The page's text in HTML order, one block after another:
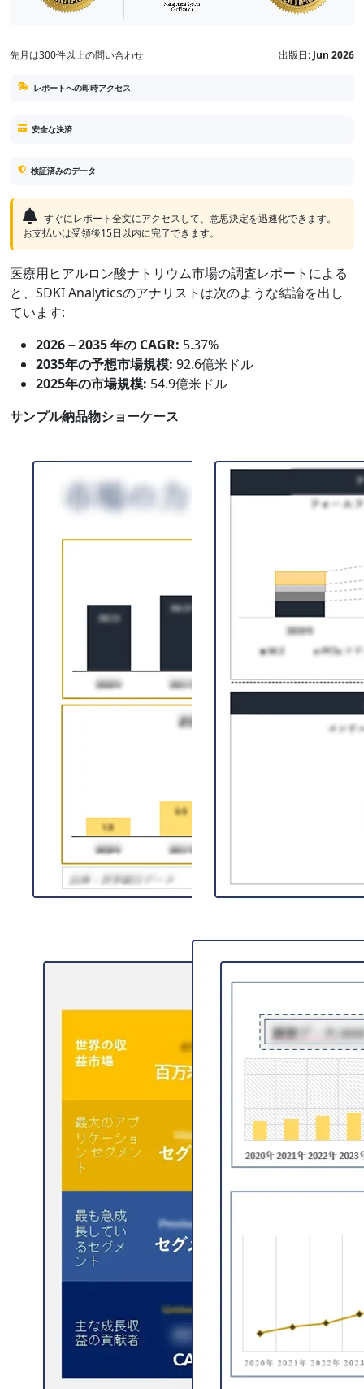
先月は300件以上の問い合わせ 出版日: Jun 2026
レポートへの即時アクセス
安全な決済
検証済みのデータ
すぐにレポート全文にアクセスして、意思決定を迅速化できます。
お支払いは受領後15日以内に完了できます。
医療用ヒアルロン酸ナトリウム市場の調査レポートによる
と、SDKI Analyticsのアナリストは次のような結論を出し
ています:
2026－2035 年の CAGR: 5.37%
2035年の予想市場規模: 92.6億米ドル
2025年の市場規模: 54.9億米ドル
サンプル納品物ショーケース